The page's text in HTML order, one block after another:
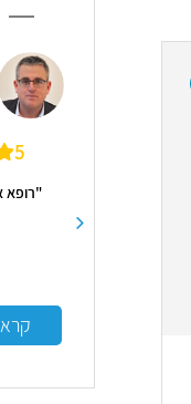
הורביץ
והסבר מלא שאפו על